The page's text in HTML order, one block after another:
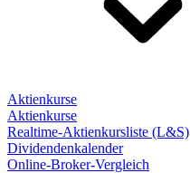
Aktienkurse
Aktienkurse
Realtime-Aktienkursliste (L&S)
Dividendenkalender
Online-Broker-Vergleich